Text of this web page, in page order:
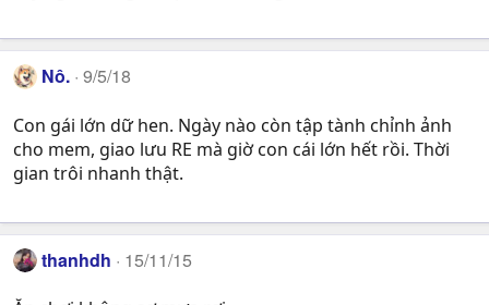
Nô. 9/5/18
Con gái lớn dữ hen. Ngày nào còn tập tành chỉnh ảnh
cho mem, giao lưu RE mà giờ con cái lớn hết rồi. Thời
gian trôi nhanh thật.
thanhdh 15/11/15